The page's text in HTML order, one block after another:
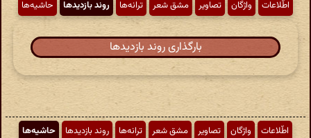
اطّلاعات واژگان تصاویر مشق شعر ترانه‌ها روند بازدیدها حاشیه‌ها
بارگذاری روند بازدیدها
اطّلاعات واژگان تصاویر مشق شعر ترانه‌ها روند بازدیدها حاشیه‌ها